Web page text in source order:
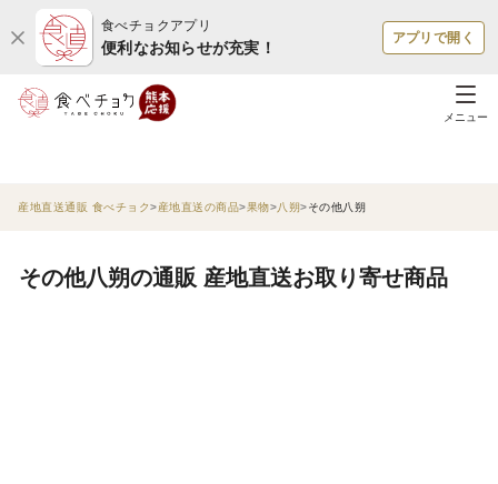
食べチョクアプリ
便利なお知らせが充実！
アプリで開く
メニュー
産地直送通販 食べチョク 産地直送の商品 果物 八朔 その他八朔
その他八朔の通販 産地直送お取り寄せ商品